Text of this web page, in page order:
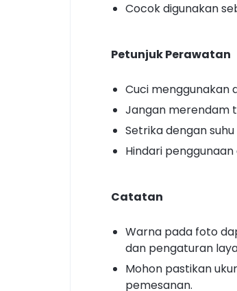
Cocok digunakan
Petunjuk Perawatan
Cuci menggunakan
Jangan merendam
Setrika dengan
Hindari
Catatan
Warna pada foto
dan pengaturan
Mohon pastikan
pemesanan.